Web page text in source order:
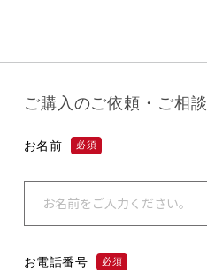
ご購入のご依頼・ご相談
お名前 必須
お電話番号 必須